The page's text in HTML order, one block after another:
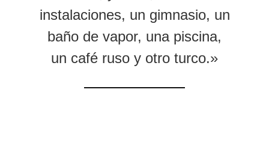
instalaciones, un gimnasio, un
baño de vapor, una piscina,
un café ruso y otro turco.»